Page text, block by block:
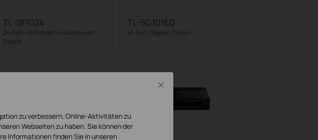
TL-SF1024
24-Port-10/100Mbit/s-Rackmount-
Switch
TL-SG1016D
16-Port-Gigabit-Switch
TL-SF1016DS
zu verbessern, Online-Aktivitäten zu
Webseiten zu haben. Sie können der
Informationen finden Sie in unseren
Close